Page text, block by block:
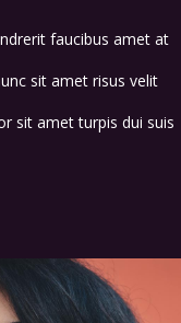
faucibus amet at
sit amet risus velit
sit amet turpis dui suis